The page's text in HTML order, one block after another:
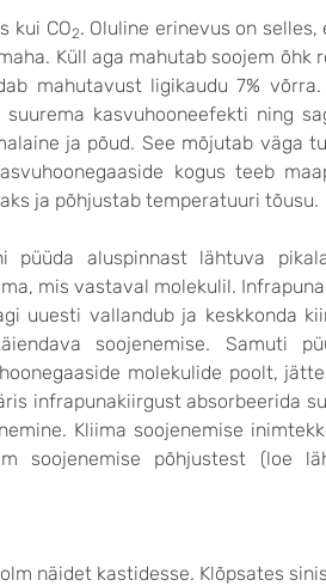
kui CO2. Oluline erinevus on
Küll aga mahutab soojem õhk
mahutavust ligikaudu 7% võrra.
kasvuhooneefekti ning
ja põud. See mõjutab väga
kogus teeb
ja põhjustab temperatuuri tõusu.
püüda aluspinnast lähtuva
mis vastaval molekulil.
uuesti vallandub ja keskkonda
soojenemise. Samuti
molekulide poolt,
infrapunakiirgust absorbeerida
Kliima soojenemise
soojenemise põhjustest (loe
näidet kastidesse. Klõpsates